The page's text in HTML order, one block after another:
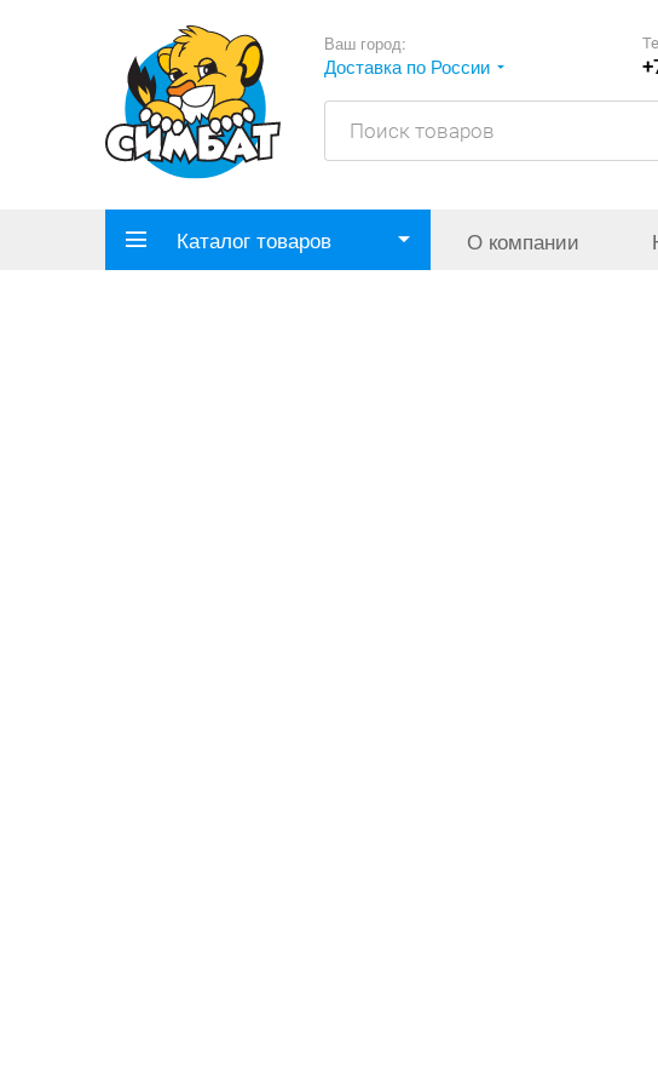
Ваш город:
Доставка по России
Каталог товаров О компании